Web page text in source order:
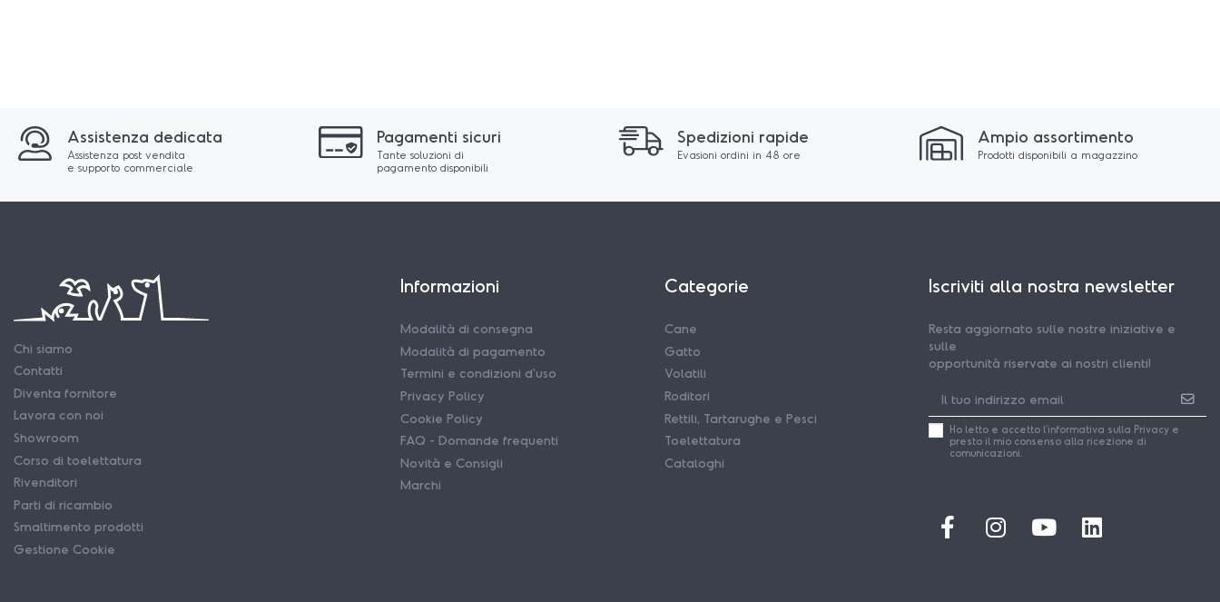
Assistenza dedicata
Assistenza post vendita
e supporto commerciale
Pagamenti sicuri
Tante soluzioni di
pagamento disponibili
Spedizioni rapide
Evasioni ordini in 48 ore
Ampio assortimento
Prodotti disponibili a magazzino
Chi siamo
Contatti
Diventa fornitore
Lavora con noi
Showroom
Corso di toelettatura
Rivenditori
Parti di ricambio
Smaltimento prodotti
Gestione Cookie
Informazioni
Modalità di consegna
Modalità di pagamento
Termini e condizioni d'uso
Privacy Policy
Cookie Policy
FAQ - Domande frequenti
Novità e Consigli
Marchi
Categorie
Cane
Gatto
Volatili
Roditori
Rettili, Tartarughe e Pesci
Toelettatura
Cataloghi
Iscriviti alla nostra newsletter
Resta aggiornato sulle nostre iniziative e
sulle
opportunità riservate ai nostri clienti!
Ho letto e accetto l'informativa sulla Privacy e
presto il mio consenso alla ricezione di
comunicazioni.